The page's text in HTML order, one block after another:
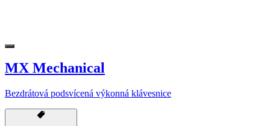
MX Mechanical
Bezdrátová podsvícená výkonná klávesnice